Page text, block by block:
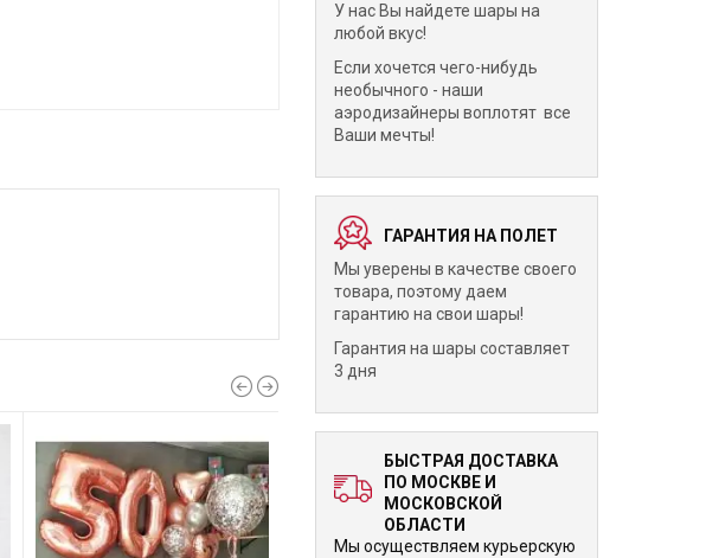
У нас Вы найдете шары на
любой вкус!
Если хочется чего-нибудь
необычного - наши
аэродизайнеры воплотят все
Ваши мечты!
ГАРАНТИЯ НА ПОЛЕТ
Мы уверены в качестве своего
товара, поэтому даем
гарантию на свои шары!
Гарантия на шары составляет
3 дня
БЫСТРАЯ ДОСТАВКА
ПО МОСКВЕ И
МОСКОВСКОЙ
ОБЛАСТИ
Мы осуществляем курьерскую